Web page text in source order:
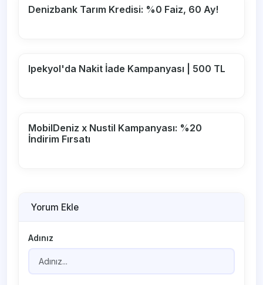
Denizbank Tarım Kredisi: %0 Faiz, 60 Ay!
Ipekyol'da Nakit İade Kampanyası | 500 TL
MobilDeniz x Nustil Kampanyası: %20
İndirim Fırsatı
Yorum Ekle
Adınız